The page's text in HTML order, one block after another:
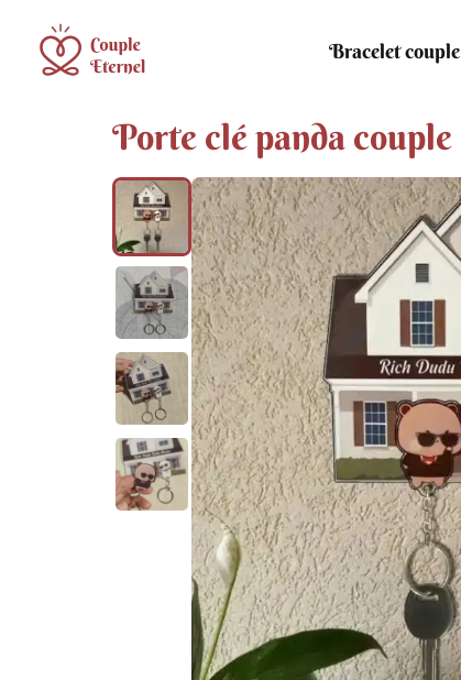
Bracelet couple
Porte clé panda couple